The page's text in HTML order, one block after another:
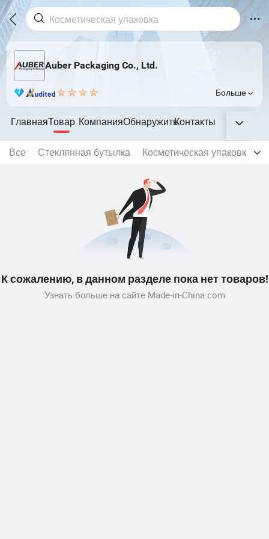
Auber Packaging Co., Ltd.
Больше
ГлавнаяТовар КомпанияОбнаружитьКонтакты
Все Стеклянная бутылка Косметическая упаковка
К сожалению, в данном разделе пока нет товаров!
Узнать больше на сайте Made-in-China.com